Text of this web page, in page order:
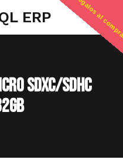
ERP
SDXC/SDHC
regalos al